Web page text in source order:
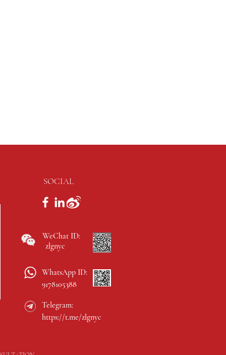
SOCIAL
WeChat ID:
zlgnyc
WhatsApp ID:
9178105388
Telegram:
https://t.me/zlgnyc